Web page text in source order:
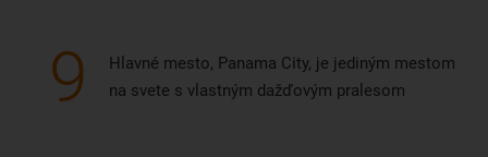
9
Hlavné mesto, Panama City, je jediným mestom
na svete s vlastným dažďovým pralesom